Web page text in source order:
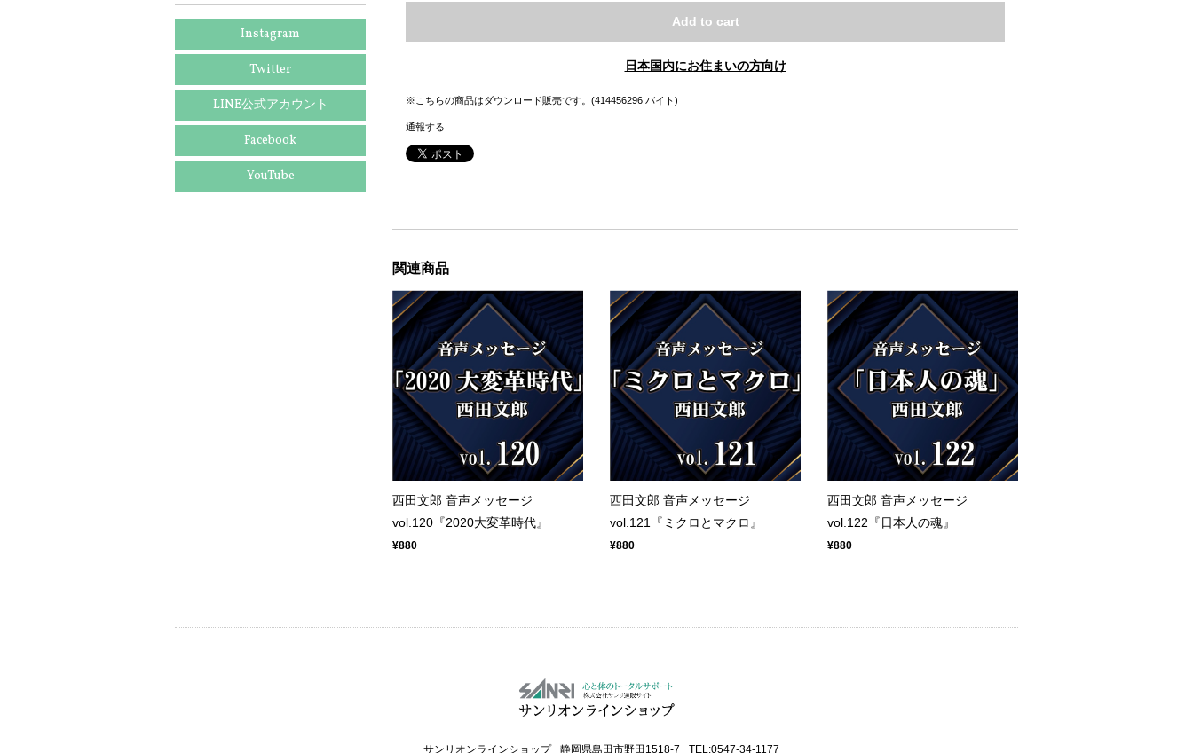
Add to cart
日本国内にお住まいの方向け
※こちらの商品はダウンロード販売です。(414456296 バイト)
通報する
関連商品
西田文郎 音声メッセージ
vol.120『2020大変革時代』
¥880
西田文郎 音声メッセージ
vol.121『ミクロとマクロ』
¥880
西田文郎 音声メッセージ
vol.122『日本人の魂』
¥880
Instagram
Twitter
LINE公式アカウント
Facebook
YouTube
サンリオンラインショップ 静岡県島田市野田1518-7 TEL:0547-34-1177